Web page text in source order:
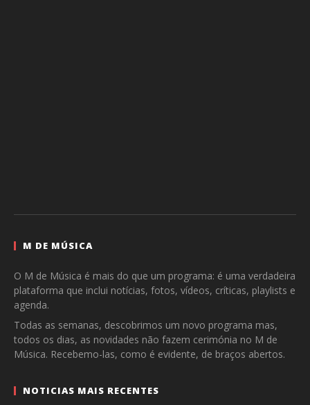
M DE MÚSICA
O M de Música é mais do que um programa: é uma verdadeira
plataforma que inclui notícias, fotos, vídeos, críticas, playlists e
agenda.
Todas as semanas, descobrimos um novo programa mas,
todos os dias, as novidades não fazem cerimónia no M de
Música. Recebemo-las, como é evidente, de braços abertos.
NOTICIAS MAIS RECENTES